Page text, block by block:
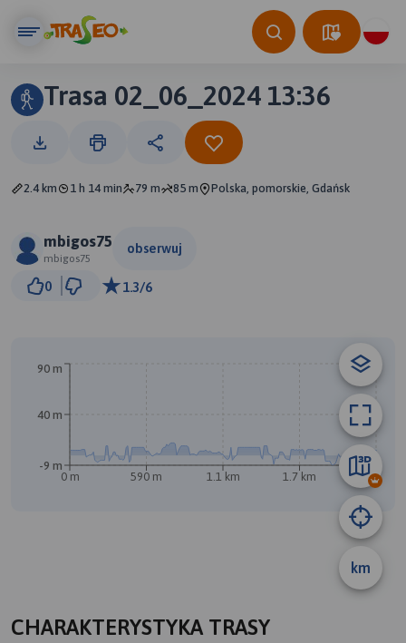
Trasa 02_06_2024 13:36
2.4 km 1 h 14 min 79 m 85 m Polska, pomorskie, Gdańsk
mbigos75
mbigos75
obserwuj
0 1.3/6
B
A
km
0 m 590 m 1.1 km 1.7 km 2.3 km
-9 m
40 m
90 m
CHARAKTERYSTYKA TRASY